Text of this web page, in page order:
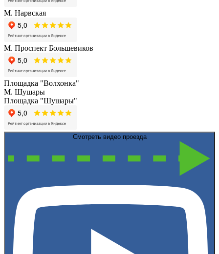
М. Нарвская
М. Проспект Большевиков
Площадка "Волхонка"
М. Шушары
Площадка "Шушары"
Смотреть видео проезда